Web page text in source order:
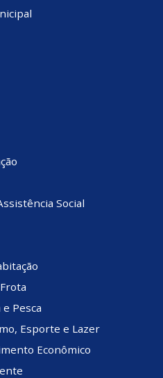
Social
Pesca
Esporte e Lazer
Econômico